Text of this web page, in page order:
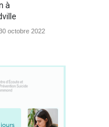
à
octobre 2022